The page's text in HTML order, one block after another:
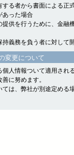
する者から書面による正
あった場合
提供を行うために、金
持義務を負う者に対して
変更について
個人情報ついて適用され
に努めます。
は、弊社が別途定める